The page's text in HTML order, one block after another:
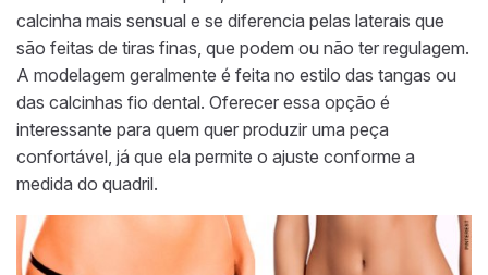
calcinha mais sensual e se diferencia pelas laterais que
são feitas de tiras finas, que podem ou não ter regulagem.
A modelagem geralmente é feita no estilo das tangas ou
das calcinhas fio dental. Oferecer essa opção é
interessante para quem quer produzir uma peça
confortável, já que ela permite o ajuste conforme a
medida do quadril.